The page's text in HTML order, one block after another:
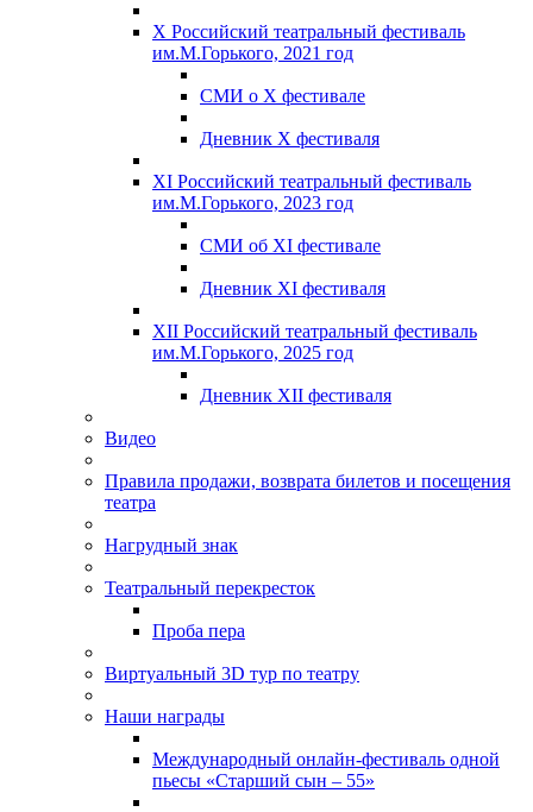
X Российский театральный фестиваль
им.М.Горького, 2021 год
СМИ о X фестивале
Дневник X фестиваля
XI Российский театральный фестиваль
им.М.Горького, 2023 год
СМИ об XI фестивале
Дневник XI фестиваля
XII Российский театральный фестиваль
им.М.Горького, 2025 год
Дневник XII фестиваля
Видео
Правила продажи, возврата билетов и посещения
театра
Нагрудный знак
Театральный перекресток
Проба пера
Виртуальный 3D тур по театру
Наши награды
Международный онлайн-фестиваль одной
пьесы «Старший сын – 55»